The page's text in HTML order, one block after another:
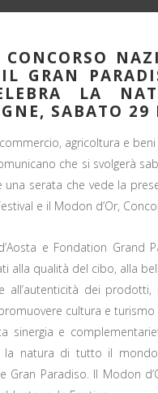
GRAN
LA
SABATO 29
agricoltura e
che si svolgerà
una serata che vede la
e il Modon d’Or,
e Fondation
alla qualità del cibo, alla
all’autenticità dei
cultura e turismo
sinergia e
la natura di tutto il
Gran Paradiso. Il Modon